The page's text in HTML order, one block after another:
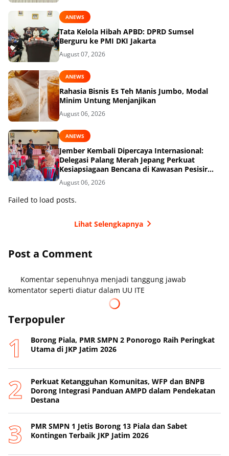
ANEWS
Tata Kelola Hibah APBD: DPRD Sumsel
Berguru ke PMI DKI Jakarta
August 07, 2026
ANEWS
Rahasia Bisnis Es Teh Manis Jumbo, Modal
Minim Untung Menjanjikan
August 06, 2026
ANEWS
Jember Kembali Dipercaya Internasional:
Delegasi Palang Merah Jepang Perkuat
Kesiapsiagaan Bencana di Kawasan Pesisir
dan Sekolah
August 06, 2026
Failed to load posts.
Lihat Selengkapnya
Post a Comment
Komentar sepenuhnya menjadi tanggung jawab
komentator seperti diatur dalam UU ITE
Terpopuler
Borong Piala, PMR SMPN 2 Ponorogo Raih Peringkat
Utama di JKP Jatim 2026
Perkuat Ketangguhan Komunitas, WFP dan BNPB
Dorong Integrasi Panduan AMPD dalam Pendekatan
Destana
PMR SMPN 1 Jetis Borong 13 Piala dan Sabet
Kontingen Terbaik JKP Jatim 2026